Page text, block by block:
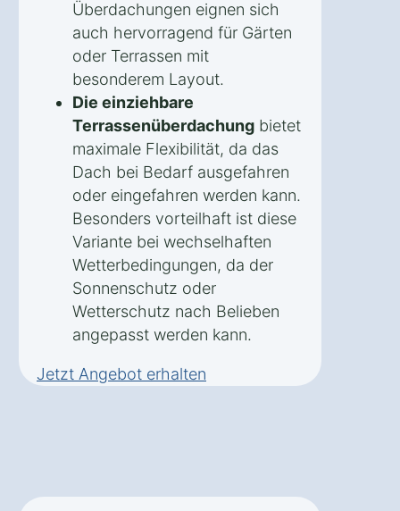
Überdachungen eignen sich
auch hervorragend für Gärten
oder Terrassen mit
besonderem Layout.
Die einziehbare
Terrassenüberdachung bietet
maximale Flexibilität, da das
Dach bei Bedarf ausgefahren
oder eingefahren werden kann.
Besonders vorteilhaft ist diese
Variante bei wechselhaften
Wetterbedingungen, da der
Sonnenschutz oder
Wetterschutz nach Belieben
angepasst werden kann.
Jetzt Angebot erhalten